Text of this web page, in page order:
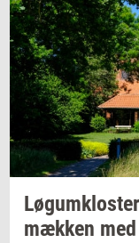
Løgum­klo­ster
mæk­ken